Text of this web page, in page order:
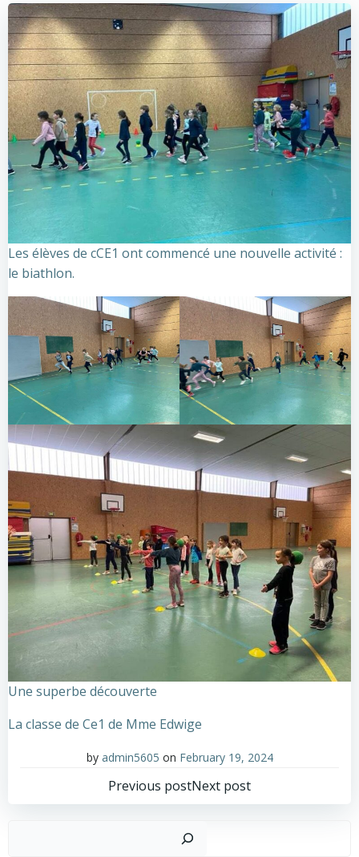
Les élèves de cCE1 ont commencé une nouvelle activité :
le biathlon.
Une superbe découverte
La classe de Ce1 de Mme Edwige
by admin5605 on February 19, 2024
Post
navigation
Previous postPost
navigation
Next post